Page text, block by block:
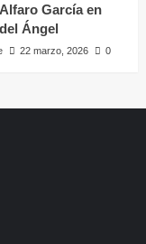
García en
Ángel
22 marzo, 2026 0